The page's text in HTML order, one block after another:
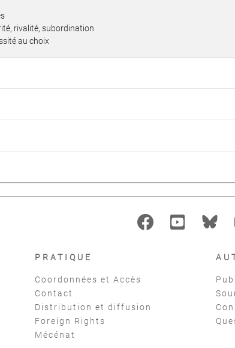
rivalité, subordination
au choix
PRATIQUE
Coordonnées et Accès
Contact
Distribution et diffusion
Foreign Rights
Mécénat